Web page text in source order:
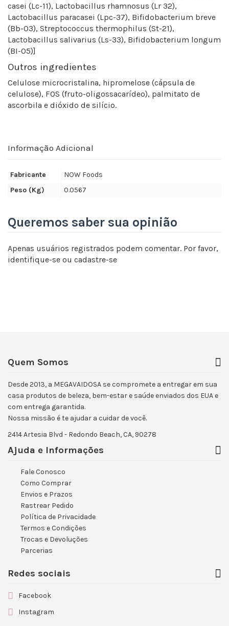
casei (Lc-11), Lactobacillus rhamnosus (Lr 32),
Lactobacillus paracasei (Lpc-37), Bifidobacterium breve
(Bb-03), Streptococcus thermophilus (St-21),
Lactobacillus salivarius (Ls-33), Bifidobacterium longum
(BI-05)]
Outros ingredientes
Celulose microcristalina, hipromelose (cápsula de
celulose), FOS (fruto-oligossacarídeo), palmitato de
ascorbila e dióxido de silício.
Informação Adicional
Fabricante
NOW Foods
Peso (Kg)
0.0567
Queremos saber sua opinião
Apenas usuários registrados podem comentar. Por favor,
identifique-se ou cadastre-se
Quem Somos
Desde 2013, a MEGAVAIDOSA se compromete a entregar em sua
casa produtos de beleza, bem-estar e saúde enviados dos EUA e
com entrega garantida.
Nossa missão é te ajudar a cuidar de você.
2414 Artesia Blvd - Redondo Beach, CA, 90278
Ajuda e Informações
Fale Conosco
Como Comprar
Envios e Prazos
Rastrear Pedido
Política de Privacidade
Termos e Condições
Trocas e Devoluções
Parcerias
Redes sociais
Facebook
Instagram